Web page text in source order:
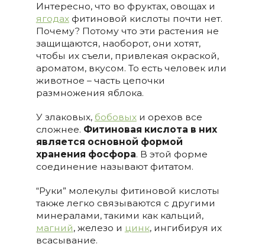
Интересно, что во фруктах, овощах и
ягодахфитиновой кислоты почти нет.
Почему? Потому что эти растения не
защищаются, наоборот, они хотят,
чтобы их съели, привлекая окраской,
ароматом, вкусом. То есть человек или
животное – часть цепочки
размножения яблока.
У злаковых, бобовыхи орехов все
сложнее. Фитиновая кислота в них
является основной формой
хранения фосфора. В этой форме
соединение называют фитатом.
“Руки” молекулы фитиновой кислоты
также легко связываются с другими
минералами, такими как кальций,
магний, железо и цинк, ингибируя их
всасывание.